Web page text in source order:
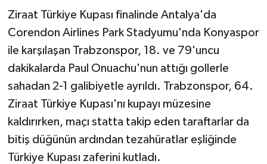
Ziraat Türkiye Kupası finalinde Antalya'da
Corendon Airlines Park Stadyumu'nda Konyaspor
ile karşılaşan Trabzonspor, 18. ve 79'uncu
dakikalarda Paul Onuachu'nun attığı gollerle
sahadan 2-1 galibiyetle ayrıldı. Trabzonspor, 64.
Ziraat Türkiye Kupası'nı kupayı müzesine
kaldırırken, maçı statta takip eden taraftarlar da
bitiş düğünün ardından tezahüratlar eşliğinde
Türkiye Kupası zaferini kutladı.